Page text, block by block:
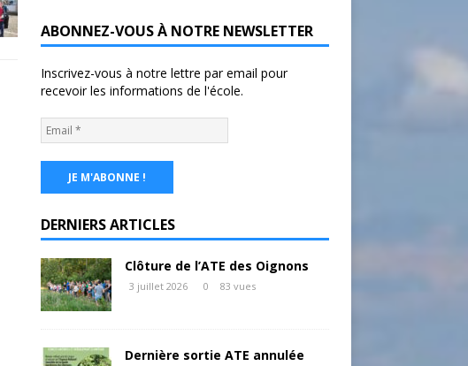
ABONNEZ-VOUS À NOTRE NEWSLETTER
Inscrivez-vous à notre lettre par email pour
recevoir les informations de l'école.
DERNIERS ARTICLES
Clôture de l’ATE des Oignons
3 juillet 2026 0 83 vues
Dernière sortie ATE annulée